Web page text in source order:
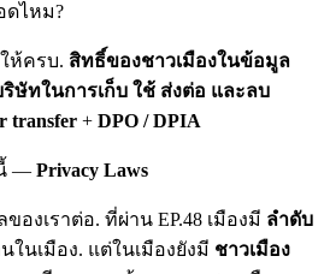
ดไหม?
ห้ครบ. สิทธิ์ของชาวเมืองในข้อมูล
ษัทในการเก็บ ใช้ ส่งต่อ และลบ
transfer + DPO / DPIA
นี้ — Privacy Laws
องเราต่อ. ที่ผ่าน EP.48 เมืองมี ลำดับ
ในเมือง. แต่ในเมืองยังมี ชาวเมือง